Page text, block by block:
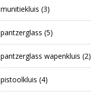
munitiekluis (3)
pantzerglass (5)
pantzerglass wapenkluis (2)
pistoolkluis (4)